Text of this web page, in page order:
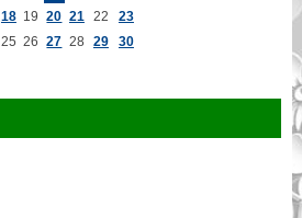
18 19 20 21 22
23
25 26 27 28 29
30